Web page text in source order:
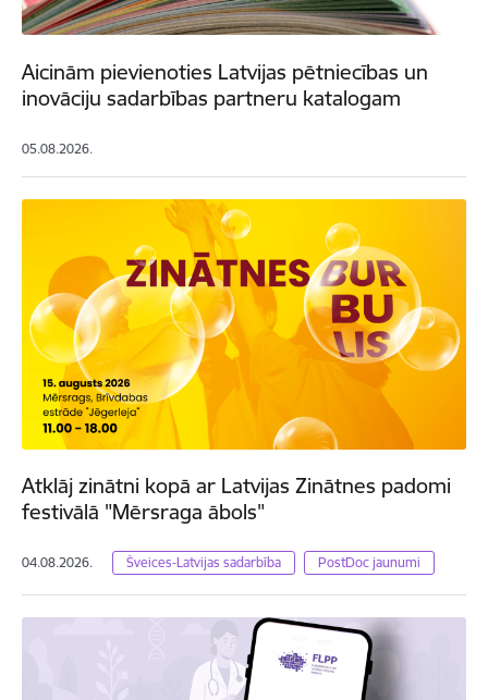
Aicinām pievienoties Latvijas pētniecības un
inovāciju sadarbības partneru katalogam
05.08.2026.
Atklāj zinātni kopā ar Latvijas Zinātnes padomi
festivālā "Mērsraga ābols"
04.08.2026. Šveices-Latvijas sadarbība PostDoc jaunumi